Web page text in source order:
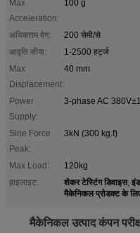
Max
Acceleration:
100 g
अधिकतम वेग:
200 सेमी/से
आवृति सीमा:
1-2500 हर्ट्ज
Max
Displacement:
40 mm
Power
Supply:
3-phase AC
Sine Force
Peak:
3kN (300 kg.f)
Max Load:
120kg
हाइलाइट:
शेकर टेस्टिंग डिवाइस,
मैकेनिकल प्रोडक्ट के
मैकेनिकल उत्पाद कंपन